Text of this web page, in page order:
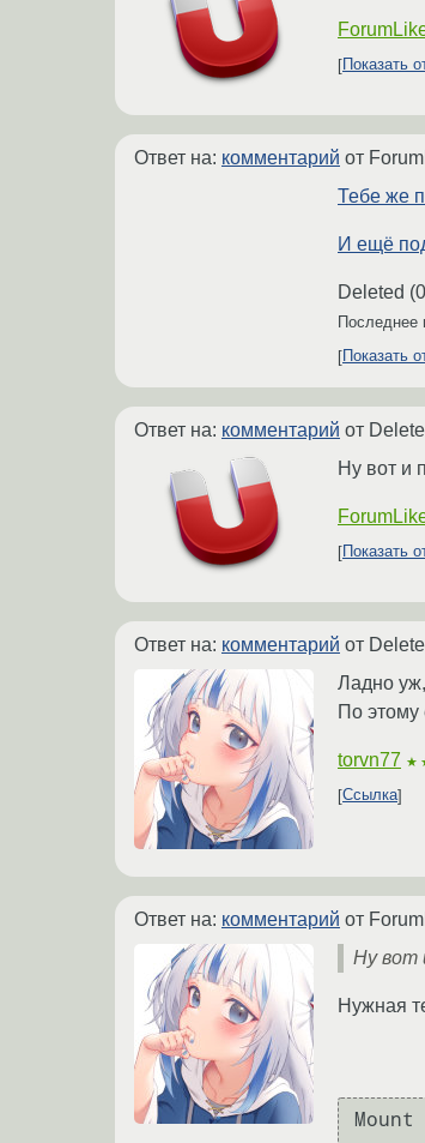
Показать
Ответ на: комментарий от
Тебе же
И ещё
Deleted (
Последнее
Показать
Ответ на: комментарий от
Ну вот и
Показать
Ответ на: комментарий от
Ладно
По этому
torvn77
Ссылка
Ответ на: комментарий от
Ну вот
Нужная